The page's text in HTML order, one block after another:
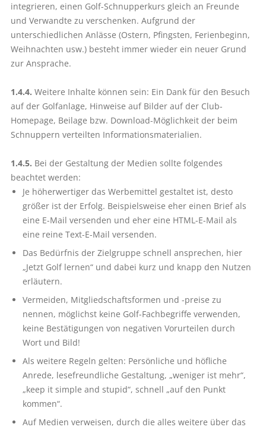
integrieren, einen Golf-Schnupperkurs gleich an Freunde
und Verwandte zu verschenken. Aufgrund der
unterschiedlichen Anlässe (Ostern, Pfingsten, Ferienbeginn,
Weihnachten usw.) besteht immer wieder ein neuer Grund
zur Ansprache.
1.4.4. Weitere Inhalte können sein: Ein Dank für den Besuch
auf der Golfanlage, Hinweise auf Bilder auf der Club-
Homepage, Beilage bzw. Download-Möglichkeit der beim
Schnuppern verteilten Informationsmaterialien.
1.4.5. Bei der Gestaltung der Medien sollte folgendes
beachtet werden:
Je höherwertiger das Werbemittel gestaltet ist, desto
größer ist der Erfolg. Beispielsweise eher einen Brief als
eine E-Mail versenden und eher eine HTML-E-Mail als
eine reine Text-E-Mail versenden.
Das Bedürfnis der Zielgruppe schnell ansprechen, hier
„Jetzt Golf lernen“ und dabei kurz und knapp den Nutzen
erläutern.
Vermeiden, Mitgliedschaftsformen und -preise zu
nennen, möglichst keine Golf-Fachbegriffe verwenden,
keine Bestätigungen von negativen Vorurteilen durch
Wort und Bild!
Als weitere Regeln gelten: Persönliche und höfliche
Anrede, lesefreundliche Gestaltung, „weniger ist mehr“,
„keep it simple and stupid“, schnell „auf den Punkt
kommen“.
Auf Medien verweisen, durch die alles weitere über das